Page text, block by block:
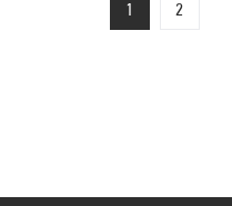
1 2